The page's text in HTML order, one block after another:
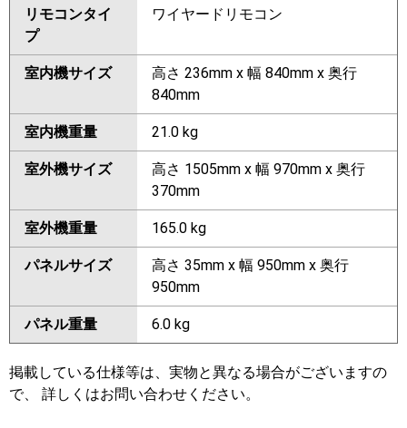
リモコンタイ
プ
ワイヤードリモコン
室内機サイズ
高さ 236mm x 幅 840mm x 奥行
840mm
室内機重量 21.0 kg
室外機サイズ
高さ 1505mm x 幅 970mm x 奥行
370mm
室外機重量 165.0 kg
パネルサイズ
高さ 35mm x 幅 950mm x 奥行
950mm
パネル重量 6.0 kg
掲載している仕様等は、実物と異なる場合がございますの
で、 詳しくはお問い合わせください。